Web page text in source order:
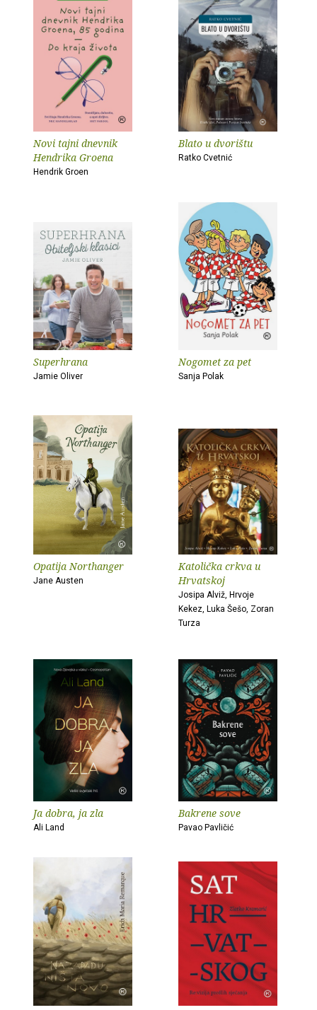
Novi tajni dnevnik
Hendrika Groena
Hendrik Groen
Blato u dvorištu
Ratko Cvetnić
Superhrana
Jamie Oliver
Nogomet za pet
Sanja Polak
Opatija Northanger
Jane Austen
Katolička crkva u
Hrvatskoj
Josipa Alviž, Hrvoje
Kekez, Luka Šešo, Zoran
Turza
Ja dobra, ja zla
Ali Land
Bakrene sove
Pavao Pavličić